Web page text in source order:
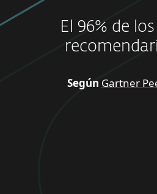
El 96% de
Según Gartner